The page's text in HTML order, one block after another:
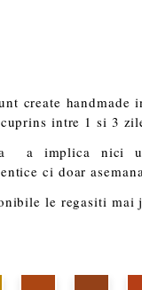
create
intre 1 si 3
a implica nici
ci doar
le regasiti mai